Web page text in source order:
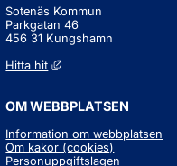
Sotenäs Kommun
Parkgatan 46
456 31 Kungshamn
Hitta hit
Länk till annan
OM WEBBPLATSEN
Information om webbplatsen
Om kakor (cookies)
Personuppgiftslagen